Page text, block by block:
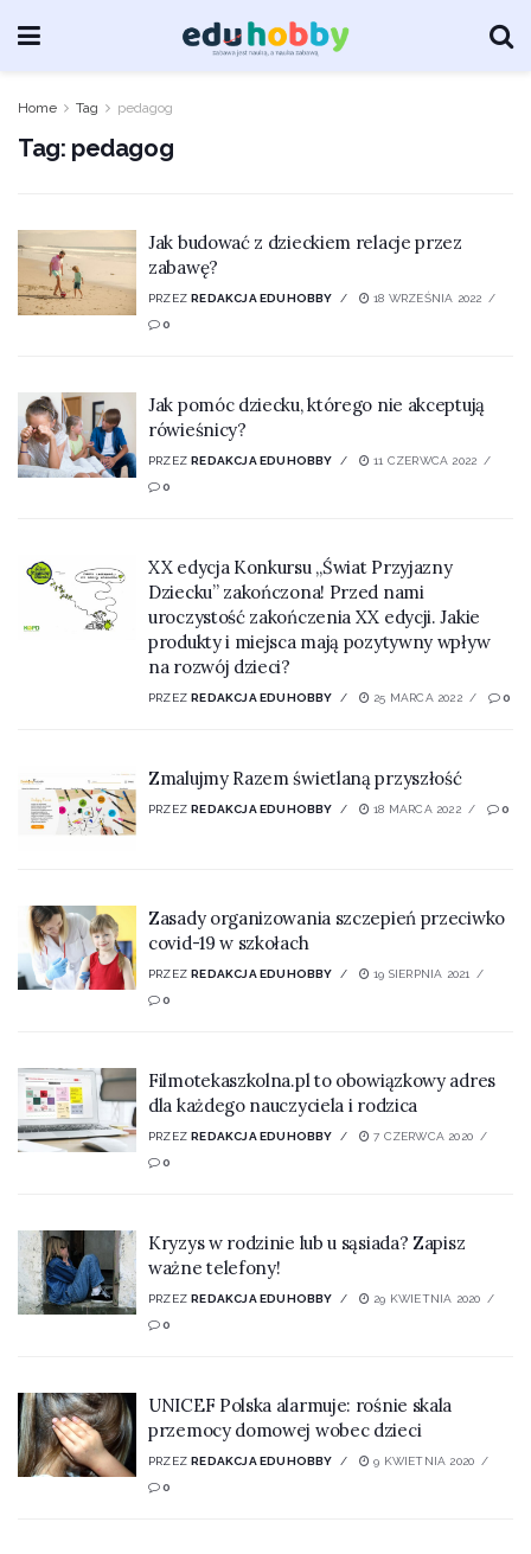
Home Tag pedagog
Tag: pedagog
Jak budować z dzieckiem relacje przez
zabawę?
PRZEZ REDAKCJA EDUHOBBY
18 WRZEŚNIA 2022
0
Jak pomóc dziecku, którego nie akceptują
rówieśnicy?
PRZEZ REDAKCJA EDUHOBBY
11 CZERWCA 2022
0
XX edycja Konkursu „Świat Przyjazny
Dziecku” zakończona! Przed nami
uroczystość zakończenia XX edycji. Jakie
produkty i miejsca mają pozytywny wpływ
na rozwój dzieci?
PRZEZ REDAKCJA EDUHOBBY 25 MARCA 2022 0
Zmalujmy Razem świetlaną przyszłość
PRZEZ REDAKCJA EDUHOBBY 18 MARCA 2022 0
Zasady organizowania szczepień przeciwko
covid-19 w szkołach
PRZEZ REDAKCJA EDUHOBBY
19 SIERPNIA 2021
0
Filmotekaszkolna.pl to obowiązkowy adres
dla każdego nauczyciela i rodzica
PRZEZ REDAKCJA EDUHOBBY
7 CZERWCA 2020
0
Kryzys w rodzinie lub u sąsiada? Zapisz
ważne telefony!
PRZEZ REDAKCJA EDUHOBBY
29 KWIETNIA 2020
0
UNICEF Polska alarmuje: rośnie skala
przemocy domowej wobec dzieci
PRZEZ REDAKCJA EDUHOBBY
9 KWIETNIA 2020
0